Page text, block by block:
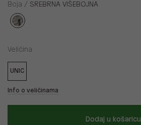
Boja / SREBRNA VIŠEBOJNA
Veličina
UNIC
Info o veličinama
Dodaj u košaricu